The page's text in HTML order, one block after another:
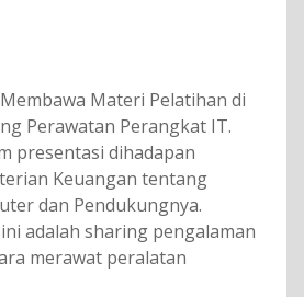
Materi Pelatihan di
Perawatan Perangkat IT.
presentasi dihadapan
Keuangan tentang
dan Pendukungnya.
adalah sharing pengalaman
merawat peralatan